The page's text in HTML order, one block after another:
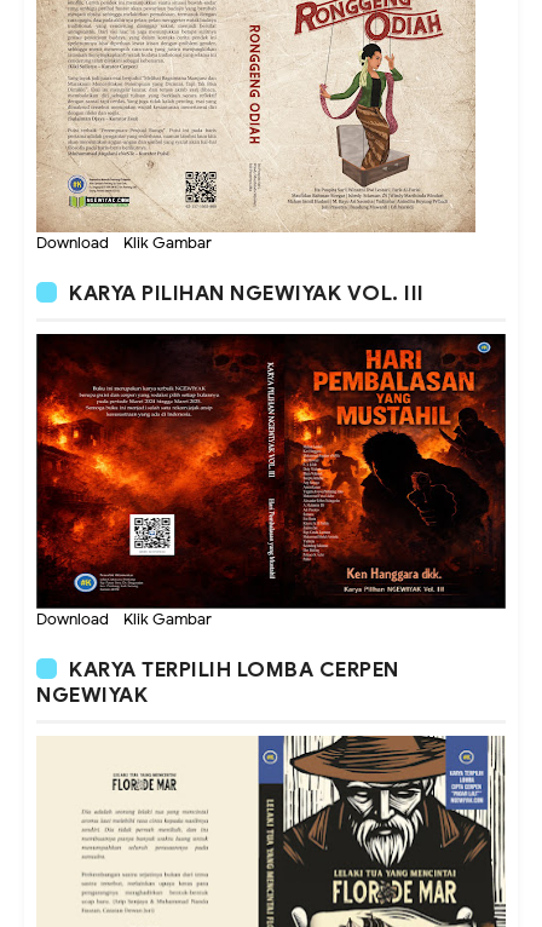
Download - Klik Gambar
KARYA PILIHAN NGEWIYAK VOL. III
Download - Klik Gambar
KARYA TERPILIH LOMBA CERPEN
NGEWIYAK